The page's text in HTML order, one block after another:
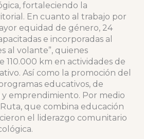
fortaleciendo la
En cuanto al trabajo por
equidad de género, 24
e incorporadas al
al volante”, quienes
110.000 km en actividades de
Así como la promoción del
educativos, de
emprendimiento. Por medio
que combina educación
el liderazgo comunitario